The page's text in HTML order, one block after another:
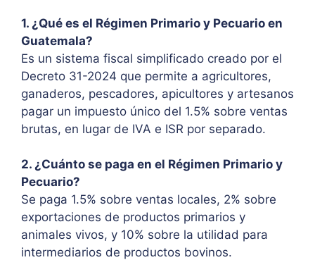
1. ¿Qué es el Régimen Primario y Pecuario en
Guatemala?
Es un sistema fiscal simplificado creado por el
Decreto 31-2024 que permite a agricultores,
ganaderos, pescadores, apicultores y artesanos
pagar un impuesto único del 1.5% sobre ventas
brutas, en lugar de IVA e ISR por separado.
2. ¿Cuánto se paga en el Régimen Primario y
Pecuario?
Se paga 1.5% sobre ventas locales, 2% sobre
exportaciones de productos primarios y
animales vivos, y 10% sobre la utilidad para
intermediarios de productos bovinos.